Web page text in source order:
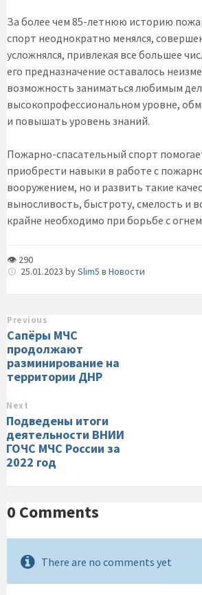
За более чем 85-летнюю историю
спорт неоднократно менялся,
усложнялся, привлекая все большее
его предназначение оставалось
возможность заниматься любимым
высокопрофессиональном уровне,
и повышать уровень знаний.
Пожарно-спасательный спорт
приобрести навыки в работе с
вооружением, но и развить такие
выносливость, быстроту, смелость и
крайне необходимо при борьбе с
👁 290
25.01.2023 bySlim5 в Новости
Previous
Сапёры МЧС
продолжают
разминирование на
территории ДНР
Next
Подведены итоги
деятельности ВНИИ
ГОЧС МЧС России за
2022 год
0 Comments
There are no comments yet